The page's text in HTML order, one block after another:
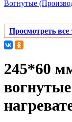
Вогнутые
Просмотреть все
245*60